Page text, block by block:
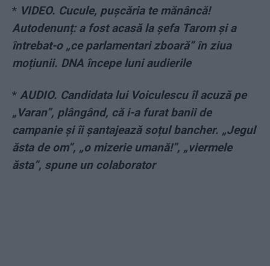
* VIDEO. Cucule, pușcăria te mănâncă!
Autodenunț: a fost acasă la șefa Tarom și a
întrebat-o „ce parlamentari zboară” în ziua
moțiunii. DNA începe luni audierile
* AUDIO. Candidata lui Voiculescu îl acuză pe
„Varan”, plângând, că i-a furat banii de
campanie și îi șantajează soțul bancher. „Jegul
ăsta de om”, „o mizerie umană!”, „viermele
ăsta”, spune un colaborator